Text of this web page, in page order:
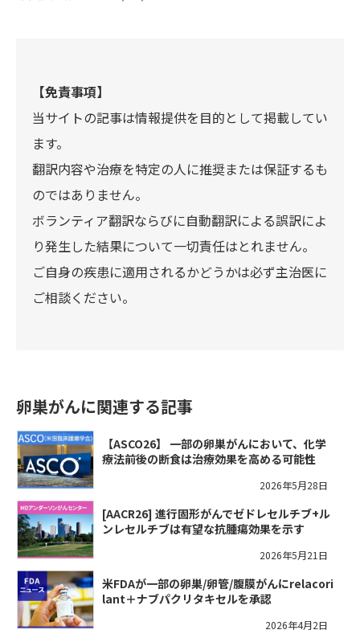
【免責事項】
当サイトの記事は情報提供を目的として掲載してい
ます。
翻訳内容や治療を特定の人に推奨または保証するも
のではありません。
ボランティア翻訳ならびに自動翻訳による誤訳によ
り発生した結果について一切責任はとれません。
ご自身の疾患に適用されるかどうかは必ず主治医に
ご相談ください。
卵巣がんに関連する記事
【ASCO26】 一部の卵巣がんにおいて、化学
療法前後の断食は治療効果を高める可能性
2026年5月28日
[AACR26] 進行固形がんでゼドレセルチブ+ル
ンレセルチブは有望な抗腫瘍効果を示す
2026年5月21日
米FDAが一部の卵巣/卵管/腹膜がんにrelacori
lant＋ナブパクリタキセルを承認
2026年4月2日